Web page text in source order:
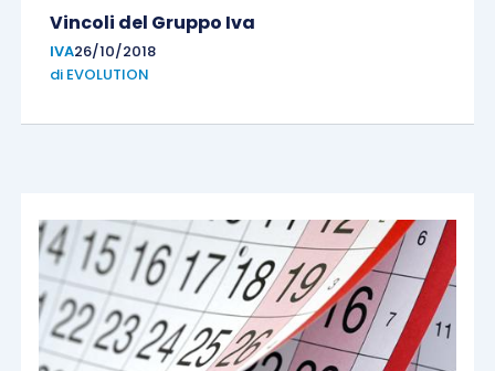
Vincoli del Gruppo Iva
IVA26/10/2018
di EVOLUTION